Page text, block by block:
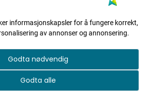
å motta nyheter og tilbud!
informasjonskapsler for å fungere korrekt,
av annonser og annonsering.
Godta nødvendig
Godta alle